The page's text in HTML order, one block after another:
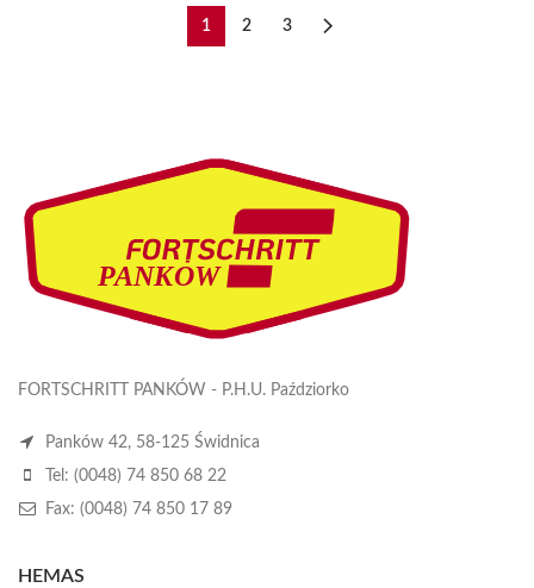
1 2 3
FORTSCHRITT PANKÓW - P.H.U. Paździorko
Panków 42, 58-125 Świdnica
Tel: (0048) 74 850 68 22
Fax: (0048) 74 850 17 89
HEMAS